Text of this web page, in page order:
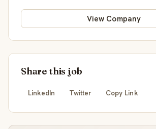
View Company
Share this job
LinkedIn Twitter Copy Link